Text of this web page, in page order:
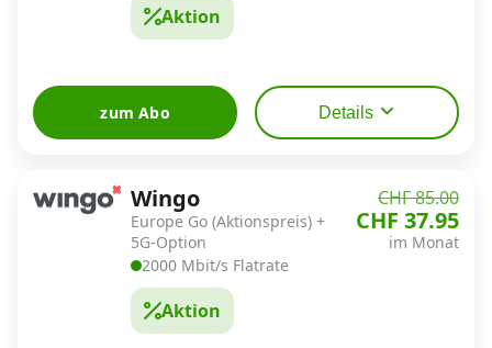
Aktion
zum Abo Details
Wingo
Europe Go (Aktionspreis) +
5G-Option
2000 Mbit/s Flatrate
Aktion
CHF 85.00
CHF 37.95
im Monat